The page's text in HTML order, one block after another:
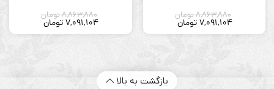
8,863,880تومان
7,091,104 تومان
8,863,880تومان
7,091,104 تومان
بازگشت به بالا